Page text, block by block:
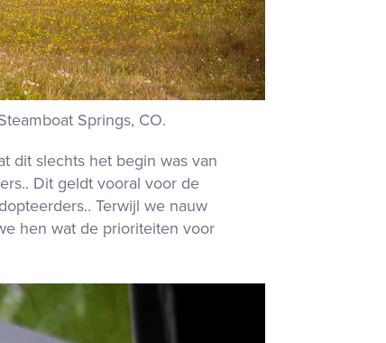
Springs, CO.
dit slechts het begin was van
. Dit geldt vooral voor de
. Terwijl we nauw
hen wat de prioriteiten voor